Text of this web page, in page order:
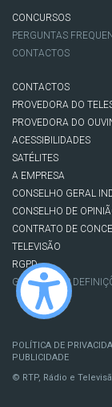
CONCURSOS
PERGUNTAS
CONTACTOS
CONTACTOS
PROVEDORA DO
PROVEDORA DO
ACESSIBILIDADES
SATÉLITES
A EMPRESA
CONSELHO GERAL
CONSELHO DE
CONTRATO DE
TELEVISÃO
RGPD
GESTÃO DAS
POLÍTICA DE
PUBLICIDADE
© RTP, Rádio e